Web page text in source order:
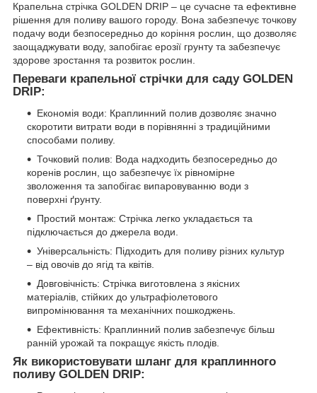
Крапельна стрічка GOLDEN DRIP – це сучасне та ефективне
рішення для поливу вашого городу. Вона забезпечує точкову
подачу води безпосередньо до коріння рослин, що дозволяє
заощаджувати воду, запобігає ерозії грунту та забезпечує
здорове зростання та розвиток рослин.
Переваги крапельної стрічки для саду GOLDEN
DRIP:
Економія води: Краплинний полив дозволяє значно
скоротити витрати води в порівнянні з традиційними
способами поливу.
Точковий полив: Вода надходить безпосередньо до
коренів рослин, що забезпечує їх рівномірне
зволоження та запобігає випаровуванню води з
поверхні ґрунту.
Простий монтаж: Стрічка легко укладається та
підключається до джерела води.
Універсальність: Підходить для поливу різних культур
– від овочів до ягід та квітів.
Довговічність: Стрічка виготовлена з якісних
матеріалів, стійких до ультрафіолетового
випромінювання та механічних пошкоджень.
Ефективність: Краплинний полив забезпечує більш
ранній урожай та покращує якість плодів.
Як використовувати шланг для краплинного
поливу GOLDEN DRIP: